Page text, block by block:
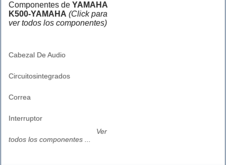
Componentes de YAMAHA
K500-YAMAHA (Click para
ver todos los componentes)
Cabezal De Audio
Circuitosintegrados
Correa
Interruptor
Ver
todos los componentes ...